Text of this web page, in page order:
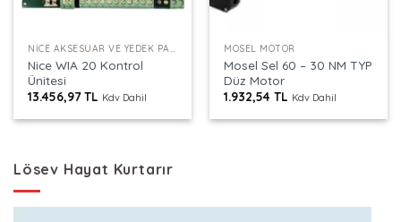
NICE AKSESUAR VE YEDEK PARÇALAR
Nice WIA 20 Kontrol
Ünitesi
13.456,97TL Kdv Dahil
MOSEL MOTOR
Mosel Sel 60 – 30 NM TYP
Düz Motor
1.932,54TL Kdv Dahil
Lösev Hayat Kurtarır